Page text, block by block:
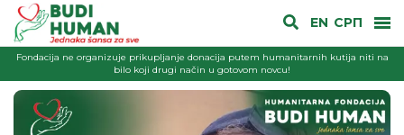
EN СРП
Fondacija ne organizuje prikupljanje donacija putem humanitarnih kutija niti na
bilo koji drugi način u gotovom novcu!